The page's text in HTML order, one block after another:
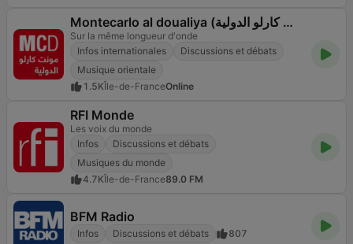
Montecarlo al doualiya (مونت كارلو الدولية)
Sur la même longueur d'onde
Infos internationales
Discussions et débats
Musique orientale
1.5KÎle-de-FranceOnline
RFI Monde
Les voix du monde
Infos
Discussions et débats
Musiques du monde
4.7KÎle-de-France89.0 FM
BFM Radio
Infos Discussions et débats 807